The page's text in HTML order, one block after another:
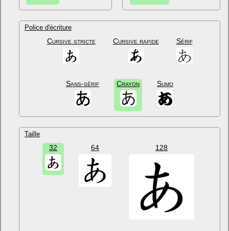
Police d'écriture
Cursive stricte Cursive rapide Sérif
Sans-sérif Crayon Sumo
Taille
32 64 128